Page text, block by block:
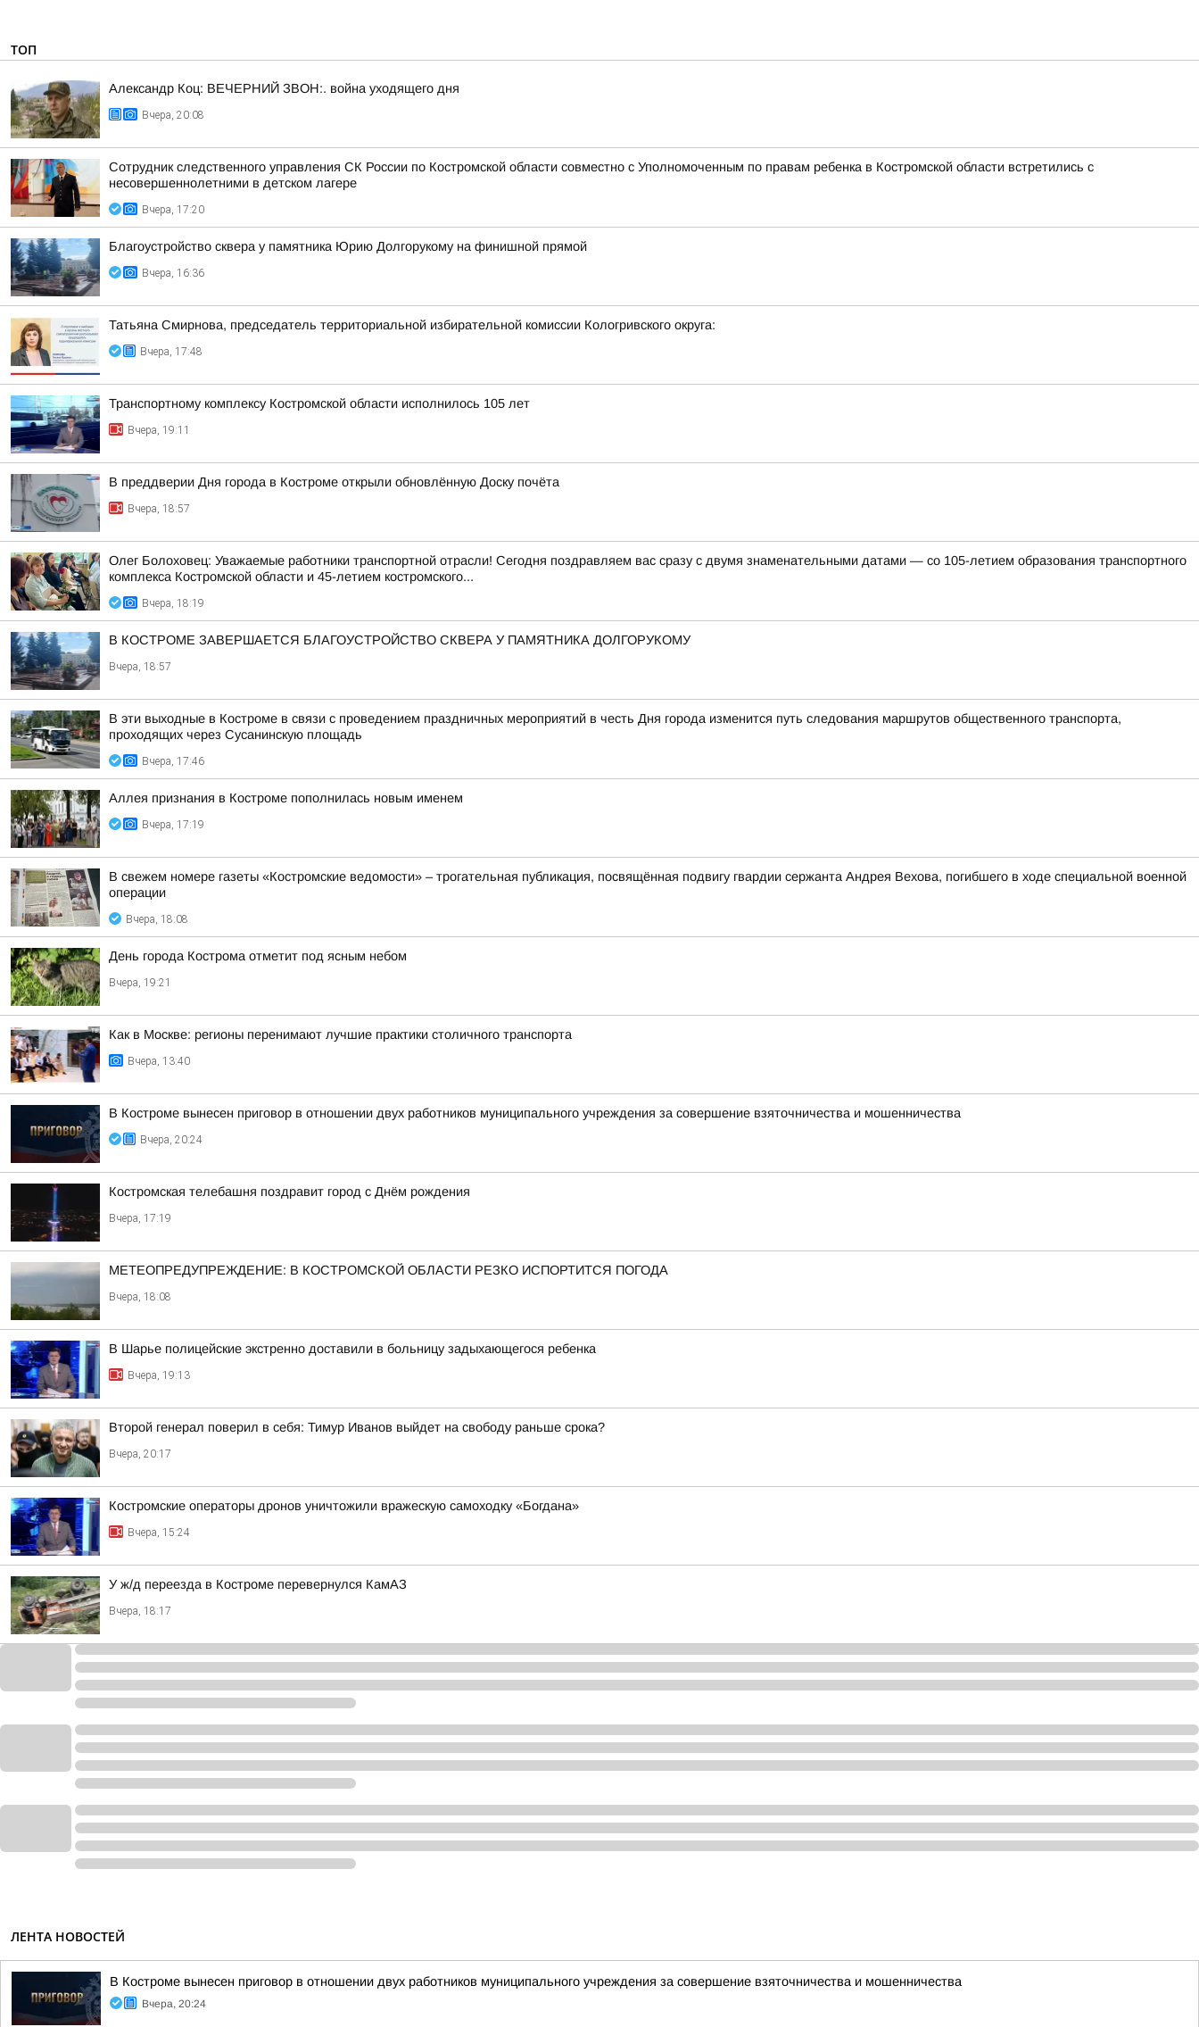
ТОП
Александр Коц: ВЕЧЕРНИЙ ЗВОН:. война уходящего дня
Вчера, 20:08
Сотрудник следственного управления СК России по Костромской области совместно с Уполномоченным по правам ребенка в Костромской области встретились с
несовершеннолетними в детском лагере
Вчера, 17:20
Благоустройство сквера у памятника Юрию Долгорукому на финишной прямой
Вчера, 16:36
Татьяна Смирнова, председатель территориальной избирательной комиссии Кологривского округа:
Вчера, 17:48
Транспортному комплексу Костромской области исполнилось 105 лет
Вчера, 19:11
В преддверии Дня города в Костроме открыли обновлённую Доску почёта
Вчера, 18:57
Олег Болоховец: Уважаемые работники транспортной отрасли! Сегодня поздравляем вас сразу с двумя знаменательными датами — со 105-летием образования транспортного
комплекса Костромской области и 45-летием костромского...
Вчера, 18:19
В КОСТРОМЕ ЗАВЕРШАЕТСЯ БЛАГОУСТРОЙСТВО СКВЕРА У ПАМЯТНИКА ДОЛГОРУКОМУ
Вчера, 18:57
В эти выходные в Костроме в связи с проведением праздничных мероприятий в честь Дня города изменится путь следования маршрутов общественного транспорта,
проходящих через Сусанинскую площадь
Вчера, 17:46
Аллея признания в Костроме пополнилась новым именем
Вчера, 17:19
В свежем номере газеты «Костромские ведомости» – трогательная публикация, посвящённая подвигу гвардии сержанта Андрея Вехова, погибшего в ходе специальной военной
операции
Вчера, 18:08
День города Кострома отметит под ясным небом
Вчера, 19:21
Как в Москве: регионы перенимают лучшие практики столичного транспорта
Вчера, 13:40
В Костроме вынесен приговор в отношении двух работников муниципального учреждения за совершение взяточничества и мошенничества
Вчера, 20:24
Костромская телебашня поздравит город с Днём рождения
Вчера, 17:19
МЕТЕОПРЕДУПРЕЖДЕНИЕ: В КОСТРОМСКОЙ ОБЛАСТИ РЕЗКО ИСПОРТИТСЯ ПОГОДА
Вчера, 18:08
В Шарье полицейские экстренно доставили в больницу задыхающегося ребенка
Вчера, 19:13
Второй генерал поверил в себя: Тимур Иванов выйдет на свободу раньше срока?
Вчера, 20:17
Костромские операторы дронов уничтожили вражескую самоходку «Богдана»
Вчера, 15:24
У ж/д переезда в Костроме перевернулся КамАЗ
Вчера, 18:17
ЛЕНТА НОВОСТЕЙ
В Костроме вынесен приговор в отношении двух работников муниципального учреждения за совершение взяточничества и мошенничества
Вчера, 20:24